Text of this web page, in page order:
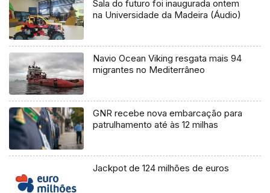
Sala do futuro foi inaugurada ontem
na Universidade da Madeira (Áudio)
Navio Ocean Viking resgata mais 94
migrantes no Mediterrâneo
GNR recebe nova embarcação para
patrulhamento até às 12 milhas
Jackpot de 124 milhões de euros